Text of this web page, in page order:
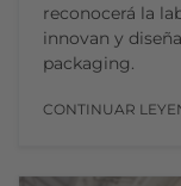
reconocerá la
innovan y
packaging.
CONTINUAR